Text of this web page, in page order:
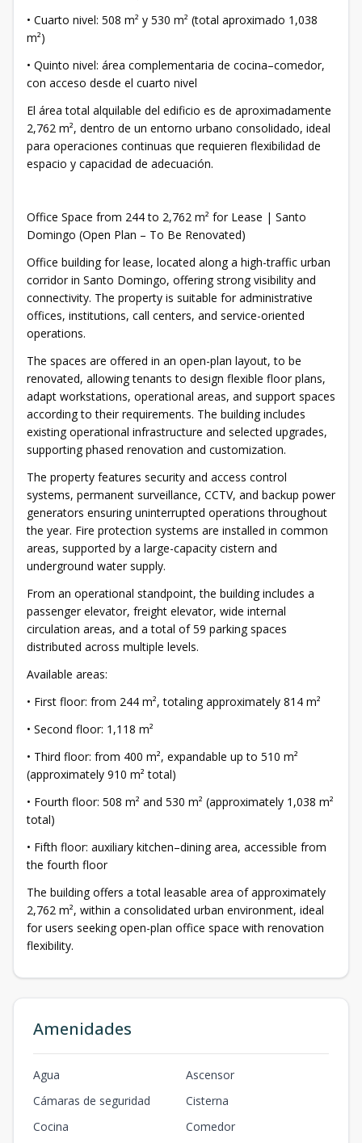
• Cuarto nivel: 508 m² y 530 m² (total aproximado 1,038
m²)
• Quinto nivel: área complementaria de cocina–comedor,
con acceso desde el cuarto nivel
El área total alquilable del edificio es de aproximadamente
2,762 m², dentro de un entorno urbano consolidado, ideal
para operaciones continuas que requieren flexibilidad de
espacio y capacidad de adecuación.
Office Space from 244 to 2,762 m² for Lease | Santo
Domingo (Open Plan – To Be Renovated)
Office building for lease, located along a high-traffic urban
corridor in Santo Domingo, offering strong visibility and
connectivity. The property is suitable for administrative
offices, institutions, call centers, and service-oriented
operations.
The spaces are offered in an open-plan layout, to be
renovated, allowing tenants to design flexible floor plans,
adapt workstations, operational areas, and support spaces
according to their requirements. The building includes
existing operational infrastructure and selected upgrades,
supporting phased renovation and customization.
The property features security and access control
systems, permanent surveillance, CCTV, and backup power
generators ensuring uninterrupted operations throughout
the year. Fire protection systems are installed in common
areas, supported by a large-capacity cistern and
underground water supply.
From an operational standpoint, the building includes a
passenger elevator, freight elevator, wide internal
circulation areas, and a total of 59 parking spaces
distributed across multiple levels.
Available areas:
• First floor: from 244 m², totaling approximately 814 m²
• Second floor: 1,118 m²
• Third floor: from 400 m², expandable up to 510 m²
(approximately 910 m² total)
• Fourth floor: 508 m² and 530 m² (approximately 1,038 m²
total)
• Fifth floor: auxiliary kitchen–dining area, accessible from
the fourth floor
The building offers a total leasable area of approximately
2,762 m², within a consolidated urban environment, ideal
for users seeking open-plan office space with renovation
flexibility.
Amenidades
Agua
Ascensor
Cámaras de seguridad
Cisterna
Cocina
Comedor